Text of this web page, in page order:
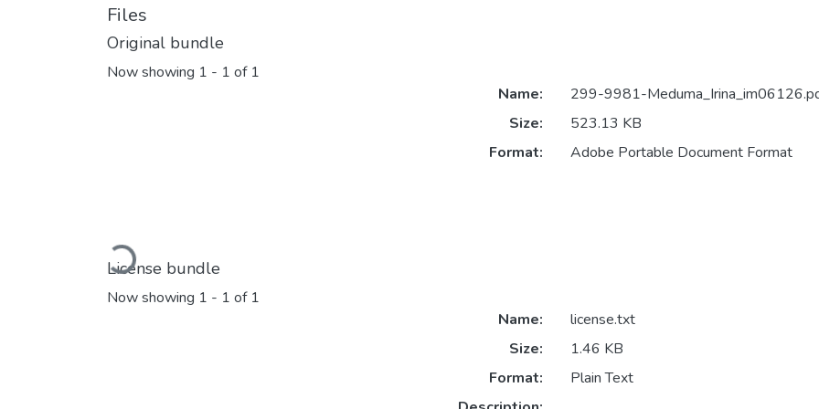
Files
Original bundle
Now showing 1 - 1 of 1
Loading...
Name:
299-9981-
Size:
523.13 KB
Format:
Adobe Portable Document Format
License bundle
Now showing 1 - 1 of 1
Name:
license.txt
Size:
1.46 KB
Format:
Plain Text